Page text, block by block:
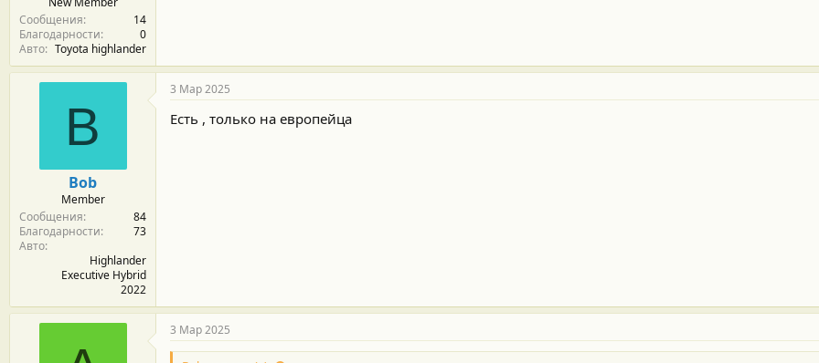
а
Сообщения
14
Благодарности
0
Авто
Toyota highlander
B
Bob
Member
Сообщения
84
Благодарности
73
Авто
Highlander
Executive Hybrid
2022
3 Мар 2025
Есть , только на европейца
3 Мар 2025